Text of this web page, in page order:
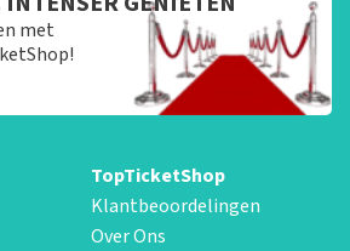
met
TopTicketShop
Klantbeoordelingen
Over Ons